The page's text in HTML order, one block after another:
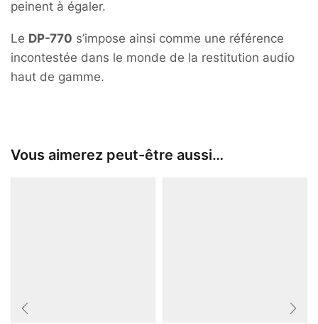
peinent à égaler.
Le DP-770 s’impose ainsi comme une référence
incontestée dans le monde de la restitution audio
haut de gamme.
Vous aimerez peut-être aussi…